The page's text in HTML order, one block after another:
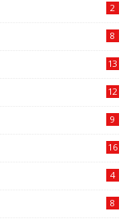
2
8
13
12
9
16
4
8